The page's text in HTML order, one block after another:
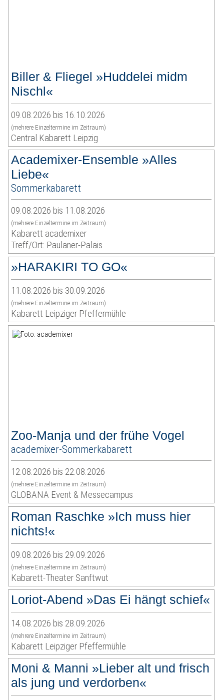
Biller & Fliegel »Huddelei midm
Nischl«
09.08.2026 bis 16.10.2026
(mehrere Einzeltermine im Zeitraum)
Central Kabarett Leipzig
Academixer-Ensemble »Alles
Liebe«
Sommerkabarett
09.08.2026 bis 11.08.2026
(mehrere Einzeltermine im Zeitraum)
Kabarett academixer
Treff/Ort: Paulaner-Palais
»HARAKIRI TO GO«
11.08.2026 bis 30.09.2026
(mehrere Einzeltermine im Zeitraum)
Kabarett Leipziger Pfeffermühle
Zoo-Manja und der frühe Vogel
academixer-Sommerkabarett
12.08.2026 bis 22.08.2026
(mehrere Einzeltermine im Zeitraum)
GLOBANA Event & Messecampus
Roman Raschke »Ich muss hier
nichts!«
09.08.2026 bis 29.09.2026
(mehrere Einzeltermine im Zeitraum)
Kabarett-Theater Sanftwut
Loriot-Abend »Das Ei hängt schief«
14.08.2026 bis 28.09.2026
(mehrere Einzeltermine im Zeitraum)
Kabarett Leipziger Pfeffermühle
Moni & Manni »Lieber alt und frisch
als jung und verdorben«